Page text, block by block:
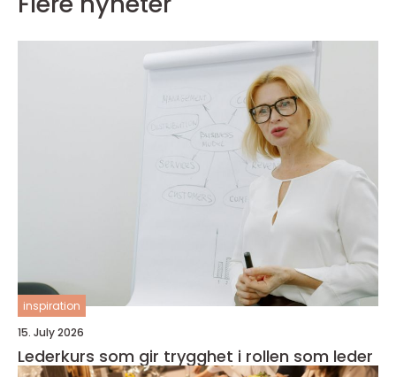
inspiration
15. July 2026
Lederkurs som gir trygghet i rollen som leder